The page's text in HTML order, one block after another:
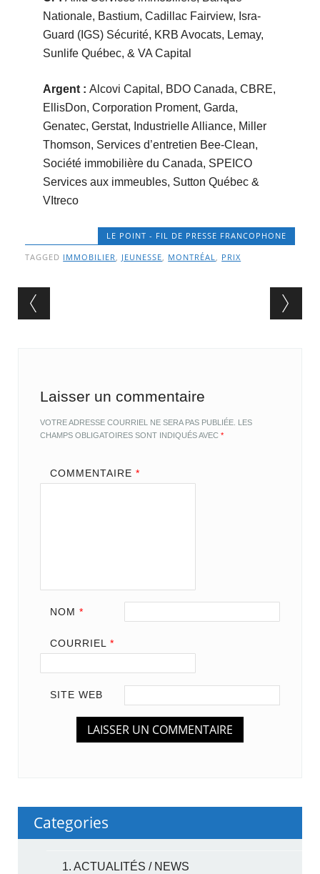
Nationale, Bastium, Cadillac Fairview, Isra-
Guard (IGS) Sécurité, KRB Avocats, Lemay,
Sunlife Québec, & VA Capital
Argent : Alcovi Capital, BDO Canada, CBRE,
EllisDon, Corporation Proment, Garda,
Genatec, Gerstat, Industrielle Alliance, Miller
Thomson, Services d’entretien Bee-Clean,
Société immobilière du Canada, SPEICO
Services aux immeubles, Sutton Québec &
VItreco
LE POINT - FIL DE PRESSE FRANCOPHONE
TAGGED IMMOBILIER JEUNESSE MONTRÉAL PRIX
Post navigation
Laisser un commentaire
VOTRE ADRESSE COURRIEL NE SERA PAS PUBLIÉE. LES
CHAMPS OBLIGATOIRES SONT INDIQUÉS AVEC*
COMMENTAIRE *
NOM *
COURRIEL *
SITE WEB
Categories
1. ACTUALITÉS / NEWS